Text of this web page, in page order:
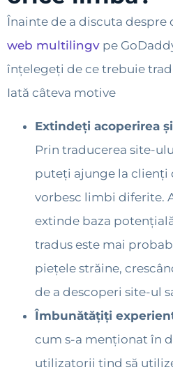
Înainte de a discuta despre
web multilingv pe
înțelegeți de ce trebuie
Iată câteva motive
Extindeți acoperirea
Prin traducerea site-
puteți ajunge la clienți
vorbesc limbi diferite.
extinde baza
tradus este mai
piețele străine,
de a descoperi site-ul
Îmbunătățiți
cum s-a menționat în
utilizatorii tind să